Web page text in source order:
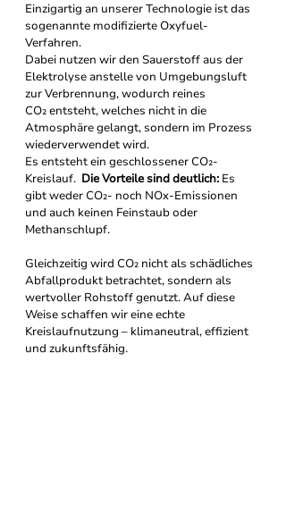
Einzigartig an unserer Technologie ist das
sogenannte modifizierte Oxyfuel-
Verfahren.
Dabei nutzen wir den Sauerstoff aus der
Elektrolyse anstelle von Umgebungsluft
zur Verbrennung, wodurch reines
CO₂ entsteht, welches nicht in die
Atmosphäre gelangt, sondern im Prozess
wiederverwendet wird.
Es entsteht ein geschlossener CO₂-
Kreislauf. Die Vorteile sind deutlich: Es
gibt weder CO₂- noch NOx-Emissionen
und auch keinen Feinstaub oder
Methanschlupf.
Gleichzeitig wird CO₂ nicht als schädliches
Abfallprodukt betrachtet, sondern als
wertvoller Rohstoff genutzt. Auf diese
Weise schaffen wir eine echte
Kreislaufnutzung – klimaneutral, effizient
und zukunftsfähig.